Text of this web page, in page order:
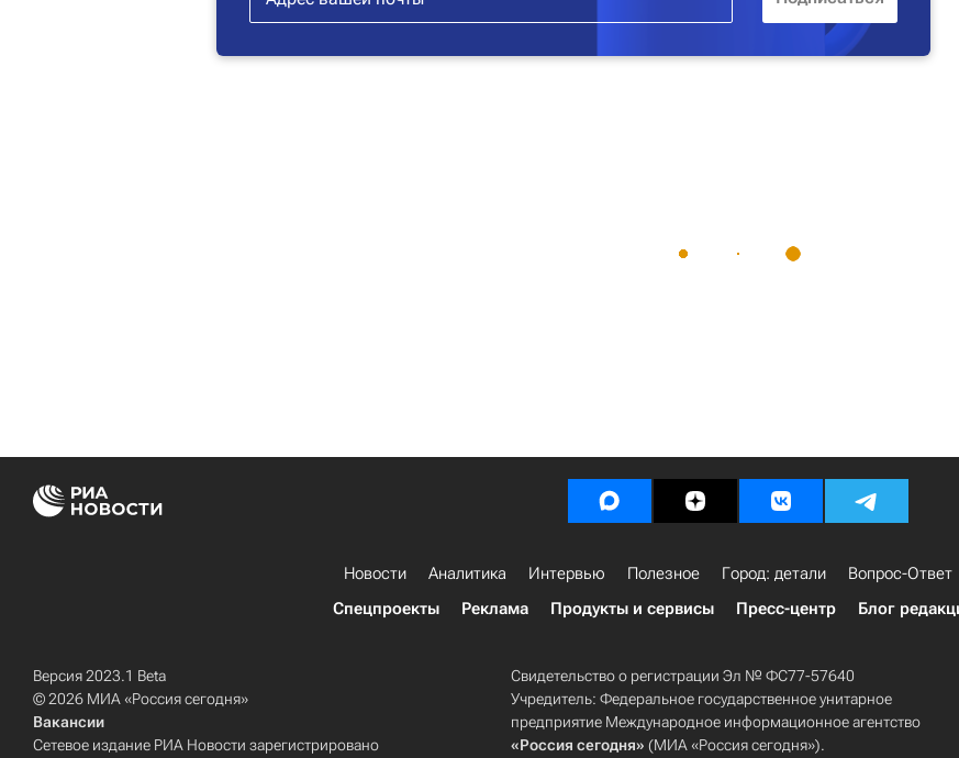
Новости Аналитика Интервью Полезное Город: детали Вопрос-Ответ
Спецпроекты
Реклама Продукты и сервисы Пресс-центр Блог
Версия 2023.1 Beta
© 2026 МИА «Россия сегодня»
Вакансии
Сетевое издание РИА Новости зарегистрировано
Свидетельство о регистрации Эл № ФС77-57640
Учредитель: Федеральное государственное унитарное
предприятие Международное информационное агентство
«Россия сегодня» (МИА «Россия сегодня»).